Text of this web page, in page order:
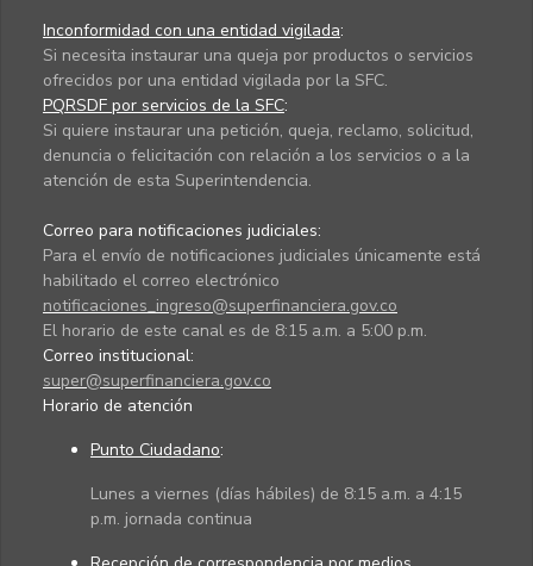
Inconformidad con una entidad vigilada:
Si necesita instaurar una queja por productos o servicios
ofrecidos por una entidad vigilada por la SFC.
PQRSDF por servicios de la SFC:
Si quiere instaurar una petición, queja, reclamo, solicitud,
denuncia o felicitación con relación a los servicios o a la
atención de esta Superintendencia.
Correo para notificaciones judiciales:
Para el envío de notificaciones judiciales únicamente está
habilitado el correo electrónico
notificaciones_ingreso@superfinanciera.gov.co
El horario de este canal es de 8:15 a.m. a 5:00 p.m.
Correo institucional:
super@superfinanciera.gov.co
Horario de atención
Punto Ciudadano:
Lunes a viernes (días hábiles) de 8:15 a.m. a 4:15
p.m. jornada continua